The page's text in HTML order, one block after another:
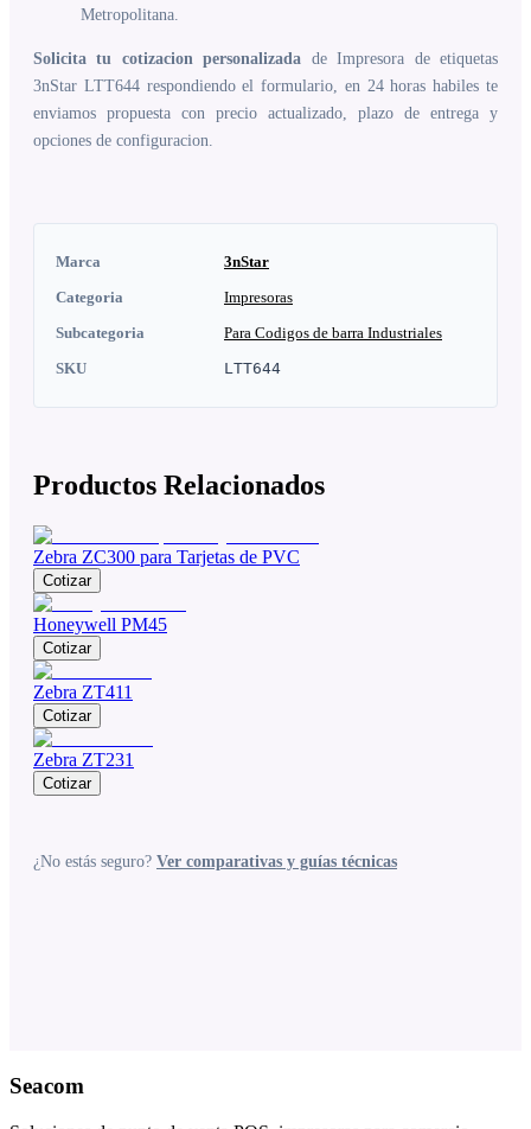
Metropolitana.
Solicita tu cotizacion personalizada de Impresora de etiquetas
3nStar LTT644 respondiendo el formulario, en 24 horas habiles te
enviamos propuesta con precio actualizado, plazo de entrega y
opciones de configuracion.
Marca
3nStar
Categoria
Impresoras
Subcategoria
Para Codigos de barra Industriales
SKU
LTT644
Productos Relacionados
Zebra ZC300 para Tarjetas de PVC
Cotizar
Honeywell PM45
Cotizar
Zebra ZT411
Cotizar
Zebra ZT231
Cotizar
¿No estás seguro? Ver comparativas y guías técnicas
Seacom